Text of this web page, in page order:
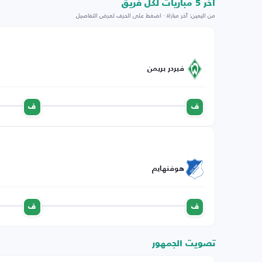
اخر 5 مباريات لكل فريق
من اليمين: آخر مباراة · اضغط على الحرف لعرض التفاصيل
فيردر بريمن
ف ف
هوفنهايم
ف ف
تصويت الجمهور